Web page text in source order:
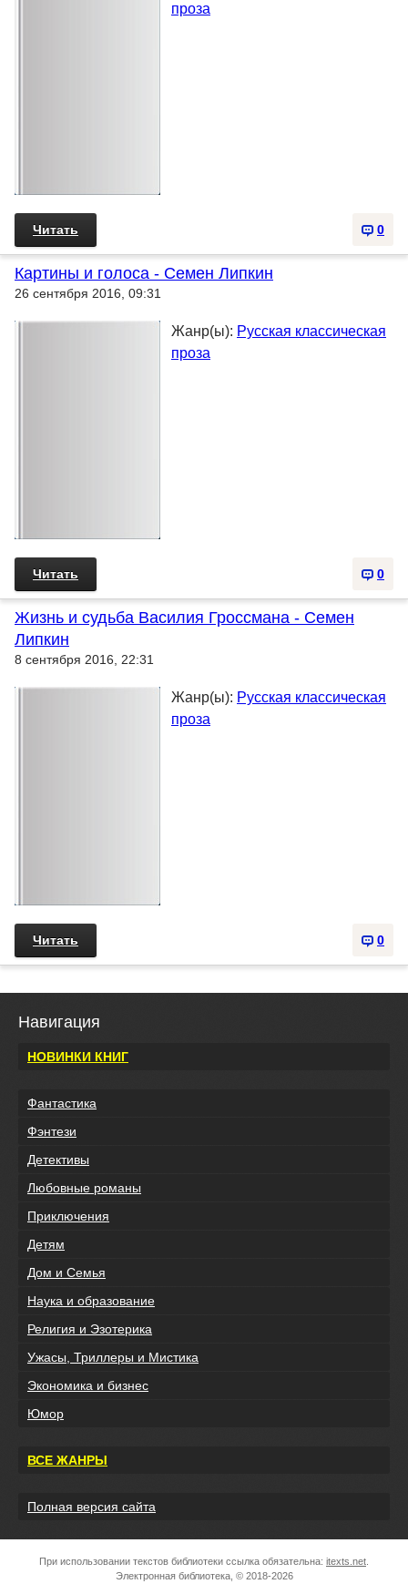
проза
0
Читать
Картины и голоса - Семен Липкин
26 сентября 2016, 09:31
Жанр(ы): Русская классическая
проза
0
Читать
Жизнь и судьба Василия Гроссмана - Семен
Липкин
8 сентября 2016, 22:31
Жанр(ы): Русская классическая
проза
0
Читать
Навигация
НОВИНКИ КНИГ
Фантастика
Фэнтези
Детективы
Любовные романы
Приключения
Детям
Дом и Семья
Наука и образование
Религия и Эзотерика
Ужасы, Триллеры и Мистика
Экономика и бизнес
Юмор
ВСЕ ЖАНРЫ
Полная версия сайта
При использовании текстов библиотеки ссылка обязательна: itexts.net
Электронная библиотека, © 2018-2026